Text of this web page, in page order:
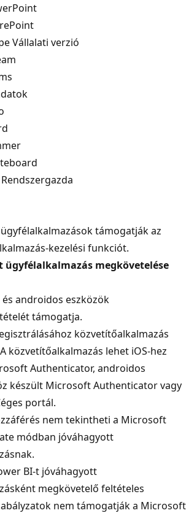
Vállalati verzió
támogatják az
kezelési funkciót.
ügyfélalkalmazás megkövetelése
és androidos eszközök
támogatja.
közvetítőalkalmazás
közvetítőalkalmazás lehet iOS-hez
Authenticator, androidos
készült Microsoft Authenticator vagy
portál.
nem tekintheti a Microsoft
módban jóváhagyott
BI-t jóváhagyott
megkövetelő feltételes
nem támogatják a Microsoft